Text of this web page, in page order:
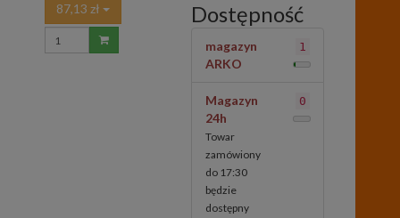
87,13 zł Dostępność
magazyn
ARKO
1
Magazyn
24h
Towar
zamówiony
do 17:30
będzie
dostępny
0